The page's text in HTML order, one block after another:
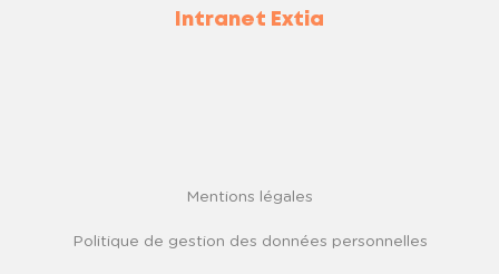
Intranet Extia
Mentions légales
Politique de gestion des données personnelles